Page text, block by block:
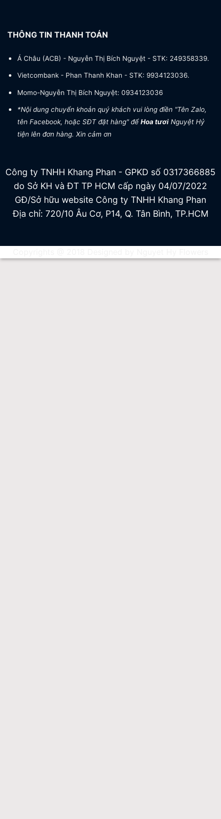
THÔNG TIN THANH TOÁN
Á Châu (ACB) - Nguyễn Thị Bích Nguyệt - STK: 249358339.
Vietcombank - Phan Thanh Khan - STK: 9934123036.
Momo-Nguyễn Thị Bích Nguyệt: 0934123036
*Nội dung chuyển khoản quý khách vui lòng điền "Tên Zalo,
tên Facebook, hoặc SĐT đặt hàng" đểHoa tươi Nguyệt Hỷ
tiện lên đơn hàng. Xin cảm ơn
Công ty TNHH Khang Phan - GPKD số 0317366885
do Sở KH và ĐT TP HCM cấp ngày 04/07/2022
GĐ/Sở hữu website Công ty TNHH Khang Phan
Địa chỉ: 720/10 Âu Cơ, P14, Q. Tân Bình, TP.HCM